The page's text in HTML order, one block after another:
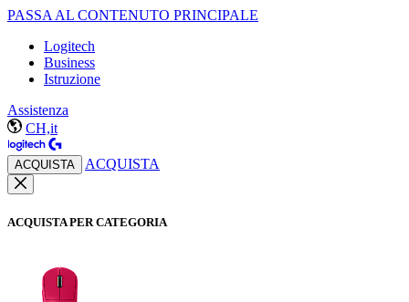
PASSA AL CONTENUTO PRINCIPALE
Logitech
Business
Istruzione
Assistenza
CH,it
ACQUISTA ACQUISTA
ACQUISTA PER CATEGORIA